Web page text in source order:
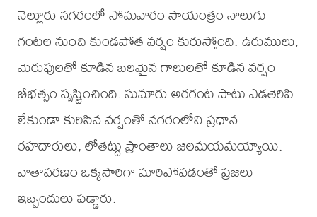
నెల్లూరు నగరంలో సోమవారం సాయంత్రం నాలుగు
గంటల నుంచి కుండపోత వర్షం కురుస్తోంది. ఉరుములు,
మెరుపులతో కూడిన బలమైన గాలులతో కూడిన వర్షం
బీభత్సం సృష్టించింది. సుమారు అరగంట పాటు ఎడతెరిపి
లేకుండా కురిసిన వర్షంతో నగరంలోని ప్రధాన
రహదారులు, లోతట్టు ప్రాంతాలు జలమయమయ్యాయి.
వాతావరణం ఒక్కసారిగా మారిపోవడంతో ప్రజలు
ఇబ్బందులు పడ్డారు.